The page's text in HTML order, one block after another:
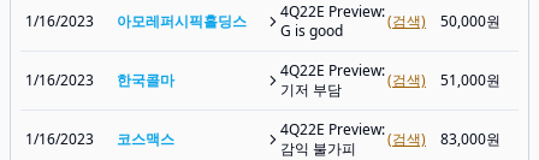
1/16/2023 아모레퍼시픽홀딩스
4Q22E Preview:
G is good
(검색) 50,000원
1/16/2023 한국콜마
4Q22E Preview:
기저 부담
(검색) 51,000원
1/16/2023 코스맥스
4Q22E Preview:
감익 불가피
(검색) 83,000원